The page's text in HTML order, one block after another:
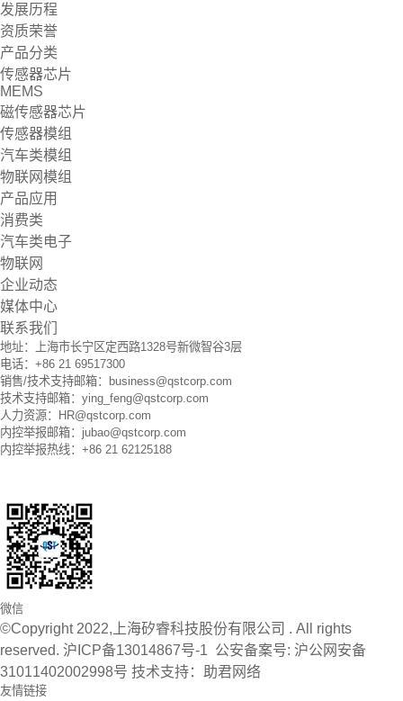
发展历程
资质荣誉
产品分类
传感器芯片
MEMS
磁传感器芯片
传感器模组
汽车类模组
物联网模组
产品应用
消费类
汽车类电子
物联网
企业动态
媒体中心
联系我们
地址：上海市长宁区定西路1328号新微智谷3层
电话：+86 21 69517300
销售/技术支持邮箱：business@qstcorp.com
技术支持邮箱：ying_feng@qstcorp.com
人力资源：HR@qstcorp.com
内控举报邮箱：jubao@qstcorp.com
内控举报热线：+86 21 62125188
微信
©Copyright 2022,上海矽睿科技股份有限公司 . All rights
reserved. 沪ICP备13014867号-1 公安备案号: 沪公网安备
31011402002998号 技术支持： 助君网络
友情链接